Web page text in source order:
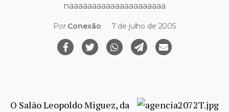
naaaaaaaaaaaaaaaaaaaaa
Por Conexão 7 de julho de 2005
O Salão Leopoldo Miguez, da